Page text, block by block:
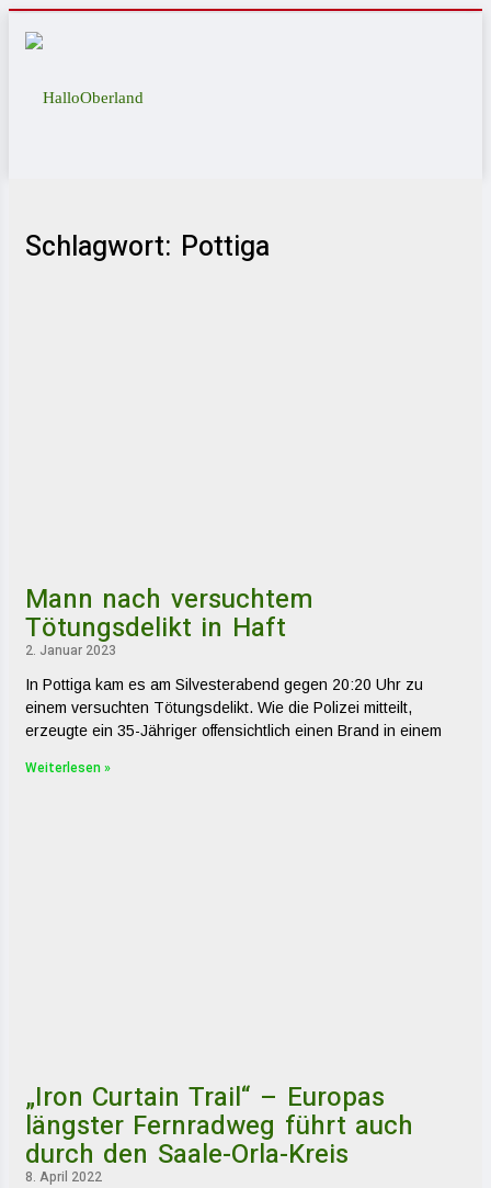
Schlagwort: Pottiga
Mann nach versuchtem
Tötungsdelikt in Haft
2. Januar 2023
In Pottiga kam es am Silvesterabend gegen 20:20 Uhr zu
einem versuchten Tötungsdelikt. Wie die Polizei mitteilt,
erzeugte ein 35-Jähriger offensichtlich einen Brand in einem
Weiterlesen »
„Iron Curtain Trail“ – Europas
längster Fernradweg führt auch
durch den Saale-Orla-Kreis
8. April 2022